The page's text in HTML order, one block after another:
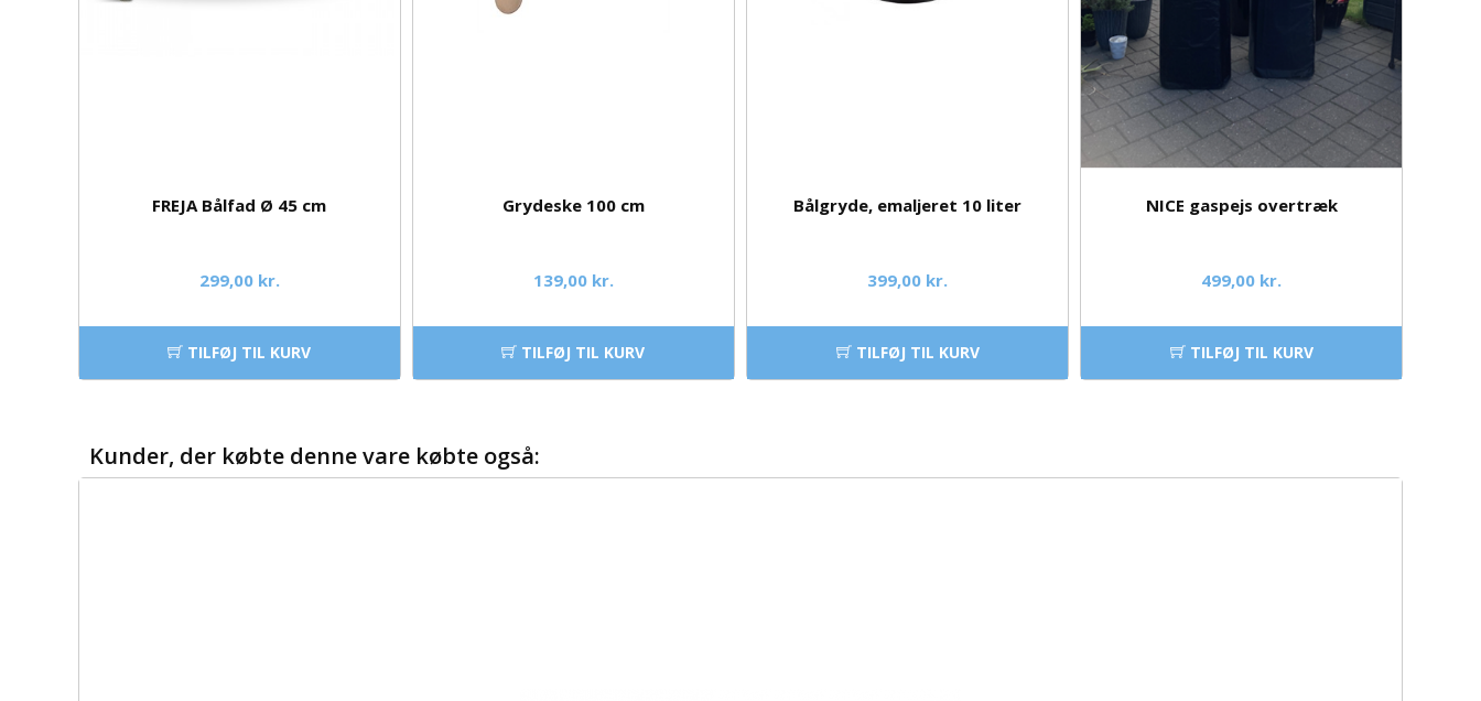
FREJA Bålfad Ø 45 cm
299,00 kr.
TILFØJ TIL KURV
Grydeske 100 cm
139,00 kr.
TILFØJ TIL KURV
Bålgryde, emaljeret 10 liter
399,00 kr.
TILFØJ TIL KURV
NICE gaspejs overtræk
499,00 kr.
TILFØJ TIL KURV
Kunder, der købte denne vare købte også: